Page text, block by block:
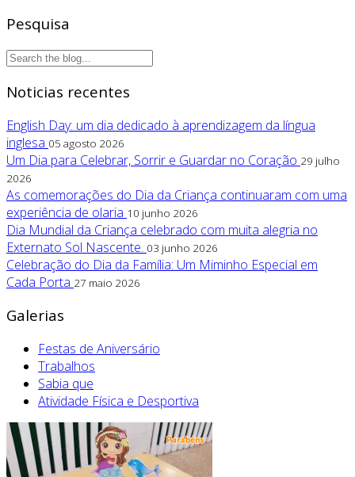
Pesquisa
Noticias recentes
English Day: um dia dedicado à aprendizagem da língua
inglesa 05 agosto 2026
Um Dia para Celebrar, Sorrir e Guardar no Coração 29 julho
2026
As comemorações do Dia da Criança continuaram com uma
experiência de olaria 10 junho 2026
Dia Mundial da Criança celebrado com muita alegria no
Externato Sol Nascente. 03 junho 2026
Celebração do Dia da Família: Um Miminho Especial em
Cada Porta 27 maio 2026
Galerias
Festas de Aniversário
Trabalhos
Sabia que
Atividade Física e Desportiva